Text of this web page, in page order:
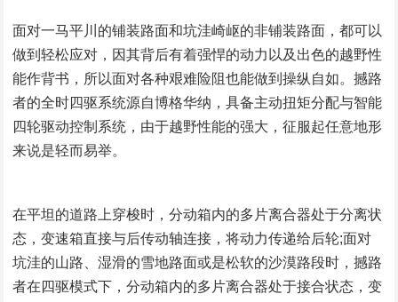
面对一马平川的铺装路面和坑洼崎岖的非铺装路面，都可以
做到轻松应对，因其背后有着强悍的动力以及出色的越野性
能作背书，所以面对各种艰难险阻也能做到操纵自如。撼路
者的全时四驱系统源自博格华纳，具备主动扭矩分配与智能
四轮驱动控制系统，由于越野性能的强大，征服起任意地形
来说是轻而易举。
在平坦的道路上穿梭时，分动箱内的多片离合器处于分离状
态，变速箱直接与后传动轴连接，将动力传递给后轮;面对
坑洼的山路、湿滑的雪地路面或是松软的沙漠路段时，撼路
者在四驱模式下，分动箱内的多片离合器处于接合状态，变